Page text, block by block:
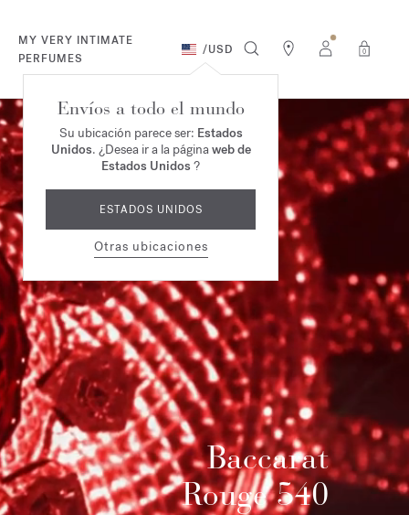
MY VERY INTIMATE
PERFUMES
/USD 0
Envíos a todo el mundo
Su ubicación parece ser: Estados
Unidos. ¿Desea ir a la páginaweb de
Estados Unidos ?
ESTADOS UNIDOS
Otras ubicaciones
Baccarat
Rouge 540